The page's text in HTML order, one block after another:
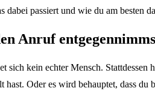
dabei passiert und wie du am besten
Anruf
sich kein echter Mensch.
hast. Oder es wird behauptet, dass